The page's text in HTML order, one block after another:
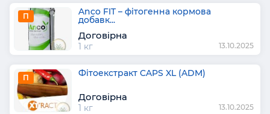
П Anco FIT – фітогенна кормова
добавк...
Договірна
1 кг 13.10.2025
П Фітоекстракт CAPS XL (ADM)
Договірна
1 кг 13.10.2025